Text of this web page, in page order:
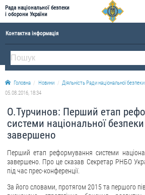
Рада національної безпеки
і оборони України
Контактна інформація
ПРО РНБОУ
Склад Ради національної безпеки і оборони України
Апарат Ради національної безпеки і оборони України
Історична довідка про діяльність Ради національної
ОФІЦІЙНІ ДОКУМЕНТИ
ПРЕСЦЕНТР
Drone Deals
Головна Новини
Діяльність Ради національної
05.08.2016, 18:34
О.Турчинов: Перший етап
системи національної
завершено
Перший етап реформування системи
завершено. Про це сказав Секретар РНБО
під час прес-конференції.
За його словами, протягом 2015 та першого